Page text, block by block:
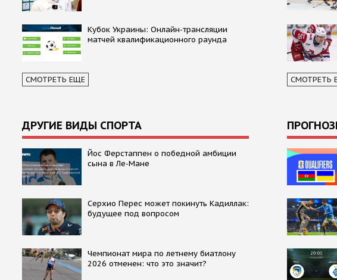
Кубок Украины: Онлайн-трансляции
матчей квалификационного раунда
СМОТРЕТЬ ЕЩЕ СМОТРЕТЬ
ДРУГИЕ ВИДЫ СПОРТА
Йос Ферстаппен о победной амбиции
сына в Ле-Мане
Серхио Перес может покинуть Кадиллак:
будущее под вопросом
Чемпионат мира по летнему биатлону
2026 отменен: что это значит?